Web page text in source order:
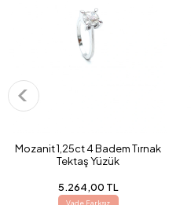
Mozanit 1,25ct 4 Badem Tırnak
Tektaş Yüzük
5.264,00 TL
Vade Farksız